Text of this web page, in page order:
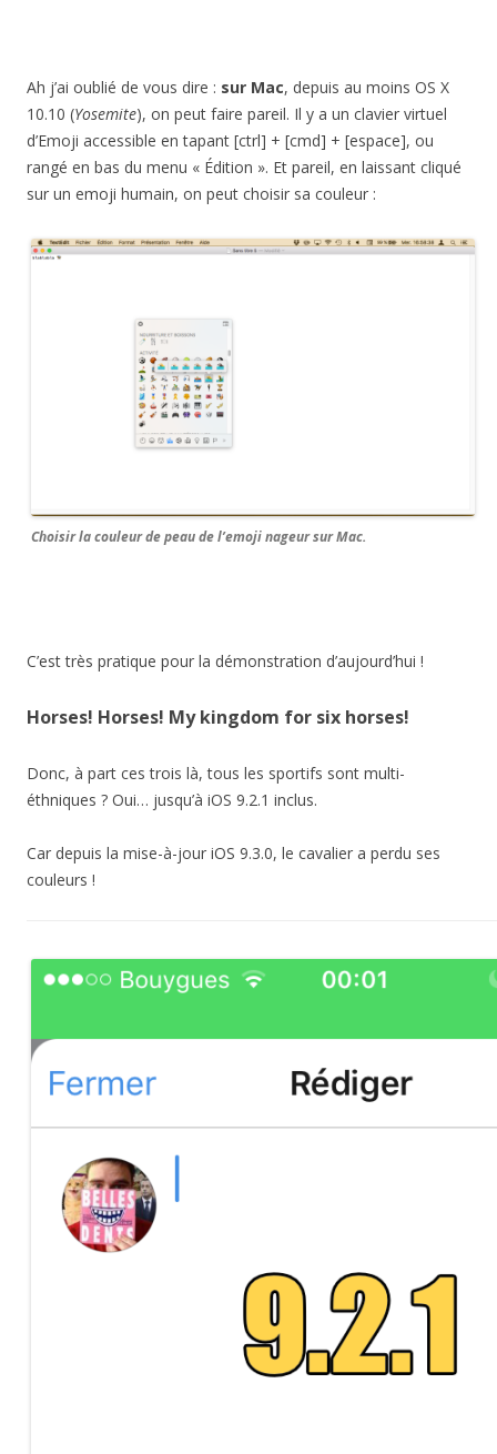
Ah j’ai oublié de vous dire : sur Mac, depuis au moins OS X
10.10 (Yosemite), on peut faire pareil. Il y a un clavier virtuel
d’Emoji accessible en tapant [ctrl] + [cmd] + [espace], ou
rangé en bas du menu « Édition ». Et pareil, en laissant cliqué
sur un emoji humain, on peut choisir sa couleur :
Choisir la couleur de peau de l’emoji nageur sur Mac.
C’est très pratique pour la démonstration d’aujourd’hui !
Horses! Horses! My kingdom for six horses!
Donc, à part ces trois là, tous les sportifs sont multi-
éthniques ? Oui… jusqu’à iOS 9.2.1 inclus.
Car depuis la mise-à-jour iOS 9.3.0, le cavalier a perdu ses
couleurs !